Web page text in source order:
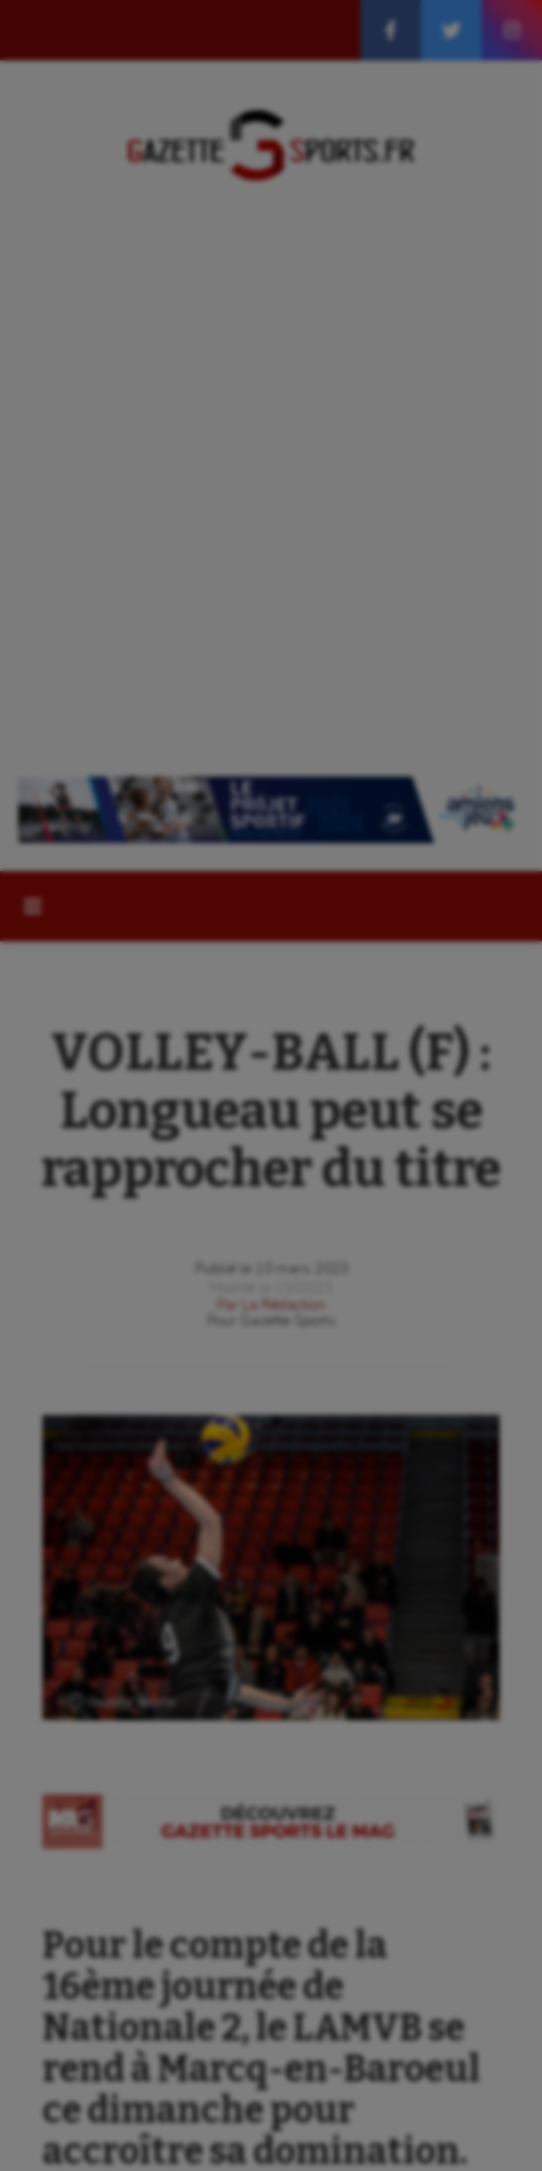
Aéronautique
Athlétisme
Auto
Aviron
Balle à la main
VOLLEY-BALL (F) :
Longueau peut se
rapprocher du titre
Publié le
10 mars 2023
Par
La Rédaction
Gazette Sports
Ⓒ Gazette Sports
Pour le compte de la
16ème journée de
Nationale 2, le LAMVB se
rend à Marcq-en-Baroeul
ce dimanche pour
accroître sa domination.